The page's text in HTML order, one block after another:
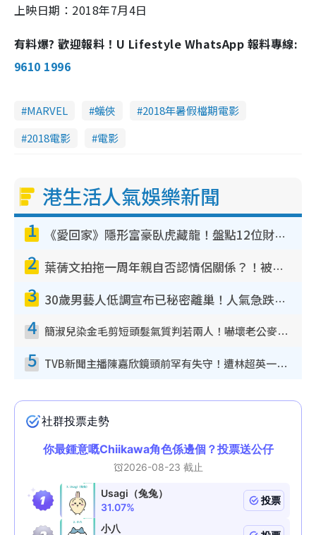
上映日期： 2018年7月4日
有料爆? 歡迎報料！U Lifestyle WhatsApp 報料專線:
9610 1996
MARVEL 蟻俠
2018年暑假檔期電影
2018電影
電影
港生活人氣娛樂新聞
1 《愛回家》隱形富豪臥虎藏龍！盤點12位財氣逼人的有錢藝人：呢位靚女3億身家唔憂做
2 葉蒨文拍拖一周年親自否認情侶關係？！被質疑感情造假竟稱GM「普通同事」
3 30歲男藝人低調宣布已秘密離巢！人氣急跌變失蹤人口︰「這幾年過得並不容易」
4 簡淑兒染金毛剪短頭髮氣質判若兩人！嚇壞老公麥大力都認唔出：「你做咩事？」
5 TVB新聞主播陳嘉欣鏡頭前罕有失守！遭林超英一句說話突襲嚇親當場大笑